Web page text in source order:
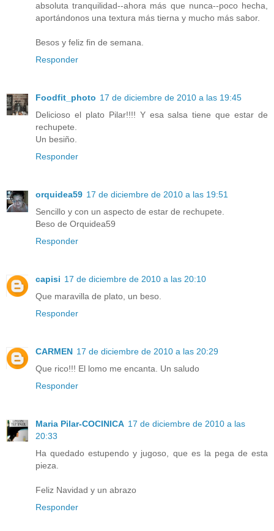
absoluta tranquilidad--ahora más que nunca--poco hecha,
aportándonos una textura más tierna y mucho más sabor.
Besos y feliz fin de semana.
Responder
Foodfit_photo 17 de diciembre de 2010 a las 19:45
Delicioso el plato Pilar!!!! Y esa salsa tiene que estar de
rechupete.
Un besiño.
Responder
orquidea59 17 de diciembre de 2010 a las 19:51
Sencillo y con un aspecto de estar de rechupete.
Beso de Orquidea59
Responder
capisi 17 de diciembre de 2010 a las 20:10
Que maravilla de plato, un beso.
Responder
CARMEN 17 de diciembre de 2010 a las 20:29
Que rico!!! El lomo me encanta. Un saludo
Responder
Maria Pilar-COCINICA 17 de diciembre de 2010 a las
20:33
Ha quedado estupendo y jugoso, que es la pega de esta
pieza.
Feliz Navidad y un abrazo
Responder